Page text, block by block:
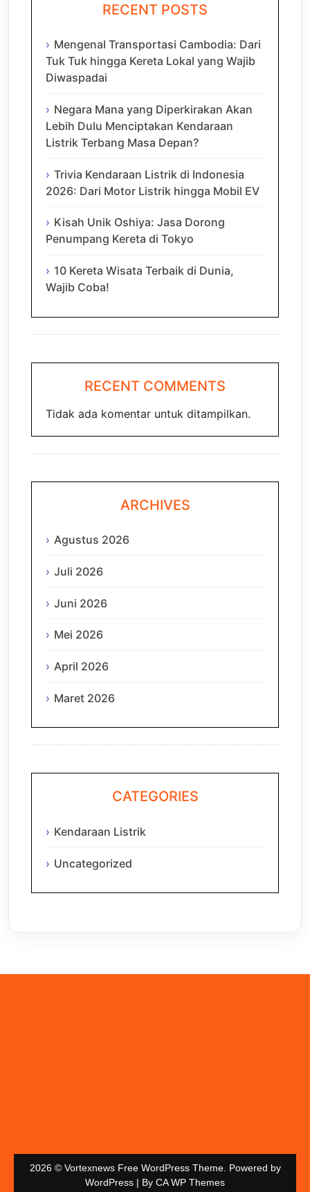
RECENT POSTS
Mengenal Transportasi Cambodia: Dari
Tuk Tuk hingga Kereta Lokal yang Wajib
Diwaspadai
Negara Mana yang Diperkirakan Akan
Lebih Dulu Menciptakan Kendaraan
Listrik Terbang Masa Depan?
Trivia Kendaraan Listrik di Indonesia
2026: Dari Motor Listrik hingga Mobil EV
Kisah Unik Oshiya: Jasa Dorong
Penumpang Kereta di Tokyo
10 Kereta Wisata Terbaik di Dunia,
Wajib Coba!
RECENT COMMENTS
Tidak ada komentar untuk ditampilkan.
ARCHIVES
Agustus 2026
Juli 2026
Juni 2026
Mei 2026
April 2026
Maret 2026
CATEGORIES
Kendaraan Listrik
Uncategorized
2026 © Vortexnews Free WordPress Theme. Powered by
WordPress | By CA WP Themes